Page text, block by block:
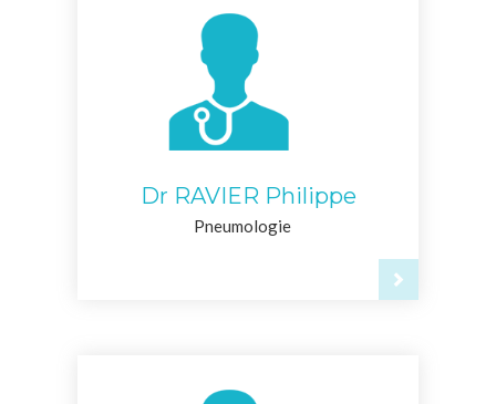
Dr RAVIER Philippe
Pneumologie